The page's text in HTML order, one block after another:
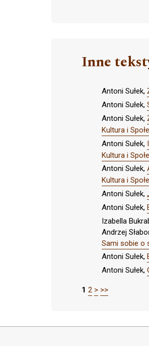
Inne
Antoni Sułek,
Antoni Sułek,
Antoni Sułek,
Kultura i
Antoni Sułek,
Kultura i
Antoni Sułek,
Kultura i
Antoni Sułek,
Antoni Sułek,
Izabella
Andrzej
Sami sobie o
Antoni Sułek,
Antoni Sułek,
1 2 > >>